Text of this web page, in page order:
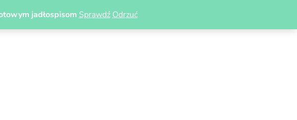
jadłospisom Sprawdź Odrzuć